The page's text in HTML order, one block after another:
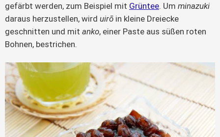
gefärbt werden, zum Beispiel mit Grüntee. Um minazuki
daraus herzustellen, wird uirō in kleine Dreiecke
geschnitten und mit anko, einer Paste aus süßen roten
Bohnen, bestrichen.